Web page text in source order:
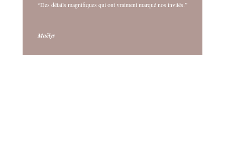
“Des détails magnifiques qui ont vraiment marqué nos invités.”
Maëlys